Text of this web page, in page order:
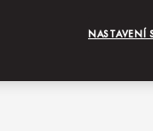
NASTAVENÍ